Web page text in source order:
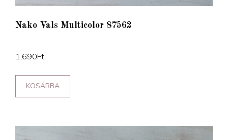
Nako Vals Multicolor 87562
1,690Ft
KOSÁRBA